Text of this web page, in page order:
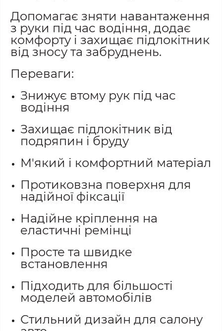
Допомагає зняти навантаження
з руки під час водіння, додає
комфорту і захищає підлокітник
від зносу та забруднень.
Переваги:
Знижує втому рук під час
водіння
Захищає підлокітник від
подряпин і бруду
М'який і комфортний матеріал
Протиковзна поверхня для
надійної фіксації
Надійне кріплення на
еластичні ремінці
Просте та швидке
встановлення
Підходить для більшості
моделей автомобілів
Стильний дизайн для салону